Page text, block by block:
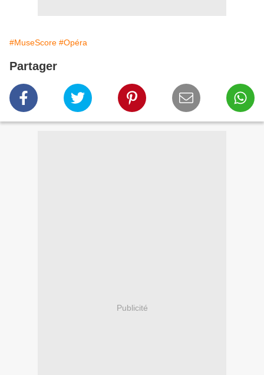
#MuseScore #Opéra
Partager
Publicité